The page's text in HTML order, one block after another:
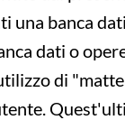
una banca
dati o
di